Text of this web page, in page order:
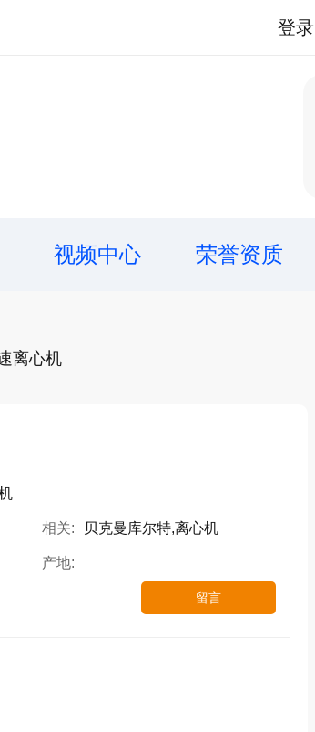
登录
视频中心 荣誉资质
离心机
相关: 贝克曼库尔特,离心机
产地:
留言